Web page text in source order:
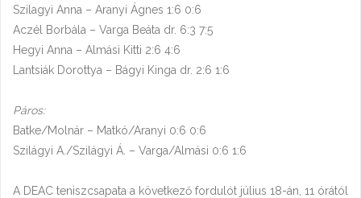
Szilagyi Anna – Aranyi Ágnes 1:6 0:6
Aczél Borbála – Varga Beáta dr. 6:3 7:5
Hegyi Anna – Almási Kitti 2:6 4:6
Lantsiák Dorottya – Bágyi Kinga dr. 2:6 1:6
Páros:
Batke/Molnár – Matkó/Aranyi 0:6 0:6
Szilágyi A./Szilágyi Á. – Varga/Almási 0:6 1:6
A DEAC teniszcsapata a következő fordulót július 18-án, 11 órától